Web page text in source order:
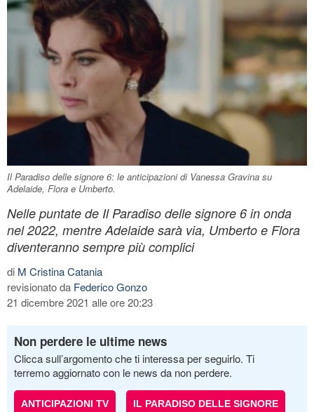
Il Paradiso delle signore 6: le anticipazioni di Vanessa Gravina su
Adelaide, Flora e Umberto.
Nelle puntate de Il Paradiso delle signore 6 in onda
nel 2022, mentre Adelaide sarà via, Umberto e Flora
diventeranno sempre più complici
di M Cristina Catania
revisionato da Federico Gonzo
21 dicembre 2021 alle ore 20:23
Non perdere le ultime news
Clicca sull’argomento che ti interessa per seguirlo. Ti
terremo aggiornato con le news da non perdere.
ANTICIPAZIONI TV IL PARADISO DELLE SIGNORE